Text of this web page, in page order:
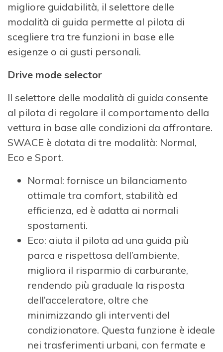
migliore guidabilità, il selettore delle
modalità di guida permette al pilota di
scegliere tra tre funzioni in base elle
esigenze o ai gusti personali.
Drive mode selector
Il selettore delle modalità di guida consente
al pilota di regolare il comportamento della
vettura in base alle condizioni da affrontare.
SWACE è dotata di tre modalità: Normal,
Eco e Sport.
Normal: fornisce un bilanciamento
ottimale tra comfort, stabilità ed
efficienza, ed è adatta ai normali
spostamenti.
Eco: aiuta il pilota ad una guida più
parca e rispettosa dell’ambiente,
migliora il risparmio di carburante,
rendendo più graduale la risposta
dell’acceleratore, oltre che
minimizzando gli interventi del
condizionatore. Questa funzione è ideale
nei trasferimenti urbani, con fermate e